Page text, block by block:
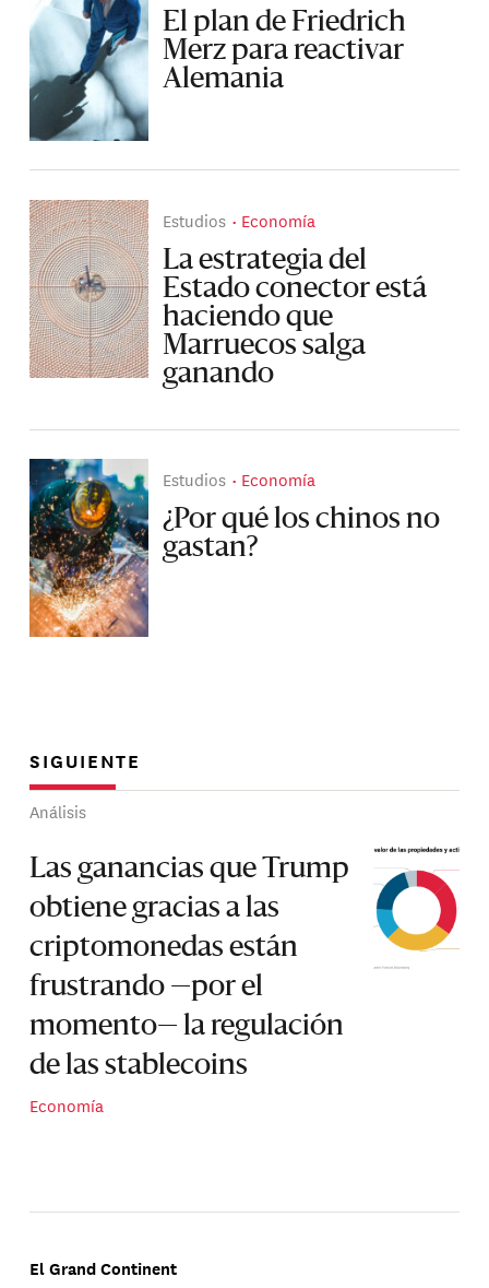
El plan de Friedrich
Merz para reactivar
Alemania
Estudios Economía
La estrategia del
Estado conector está
haciendo que
Marruecos salga
ganando
Estudios Economía
¿Por qué los chinos no
gastan?
SIGUIENTE
Análisis
Las ganancias que Trump
obtiene gracias a las
criptomonedas están
frustrando —por el
momento— la regulación
de las stablecoins
Economía
El Grand Continent